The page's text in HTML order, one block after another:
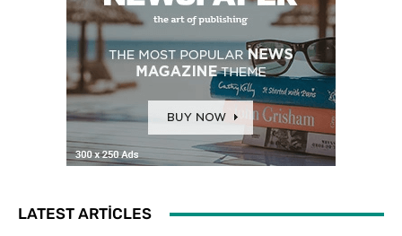
LATEST ARTICLES